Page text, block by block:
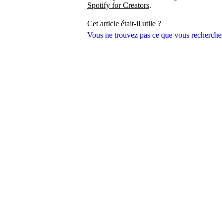
Vous ne trouvez pas ce que vous
Spotify for Creators.
Cet article était-il utile ?